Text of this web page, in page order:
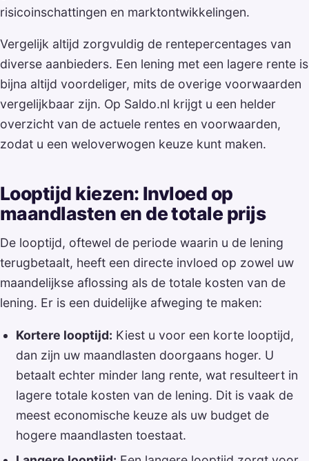
risicoinschattingen en marktontwikkelingen.
Vergelijk altijd zorgvuldig de rentepercentages van
diverse aanbieders. Een lening met een lagere rente is
bijna altijd voordeliger, mits de overige voorwaarden
vergelijkbaar zijn. Op Saldo.nl krijgt u een helder
overzicht van de actuele rentes en voorwaarden,
zodat u een weloverwogen keuze kunt maken.
Looptijd kiezen: Invloed op
maandlasten en de totale prijs
De looptijd, oftewel de periode waarin u de lening
terugbetaalt, heeft een directe invloed op zowel uw
maandelijkse aflossing als de totale kosten van de
lening. Er is een duidelijke afweging te maken:
Kortere looptijd: Kiest u voor een korte looptijd,
dan zijn uw maandlasten doorgaans hoger. U
betaalt echter minder lang rente, wat resulteert in
lagere totale kosten van de lening. Dit is vaak de
meest economische keuze als uw budget de
hogere maandlasten toestaat.